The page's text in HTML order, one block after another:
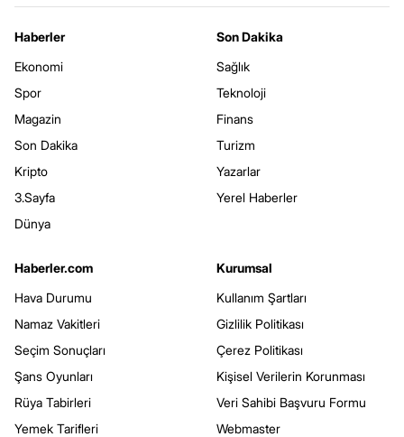
Haberler
Ekonomi
Spor
Magazin
Son Dakika
Kripto
3.Sayfa
Dünya
Son Dakika
Sağlık
Teknoloji
Finans
Turizm
Yazarlar
Yerel Haberler
Haberler.com
Hava Durumu
Namaz Vakitleri
Seçim Sonuçları
Şans Oyunları
Rüya Tabirleri
Yemek Tarifleri
Kurumsal
Kullanım Şartları
Gizlilik Politikası
Çerez Politikası
Kişisel Verilerin Korunması
Veri Sahibi Başvuru Formu
Webmaster